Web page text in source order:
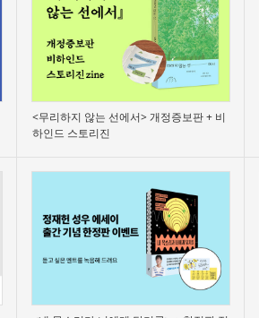
<무리하지 않는 선에서> 개정증보판 + 비
하인드 스토리진